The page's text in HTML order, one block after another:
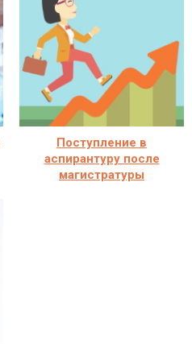
Поступление в
аспирантуру после
магистратуры